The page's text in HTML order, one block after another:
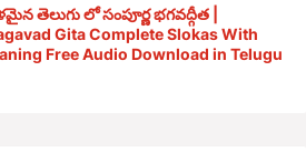
తెలుగు లో సంపూర్ణ భగవద్గీత |
Gita Complete Slokas With
Free Audio Download in Telugu